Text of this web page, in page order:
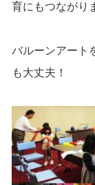
育にもつながり
バルーンアート
も大丈夫！